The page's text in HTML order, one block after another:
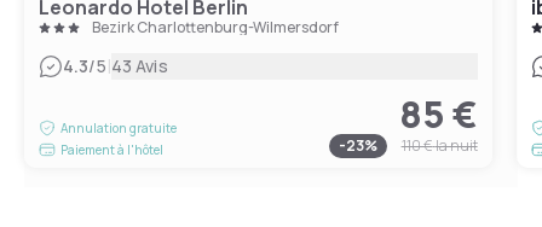
Leonardo Hotel Berlin
Bezirk Charlottenburg-Wilmersdorf
4.3/5|43 Avis
Annulation gratuite
Paiement à l'hôtel
85 €
-23% 110 €la nuit